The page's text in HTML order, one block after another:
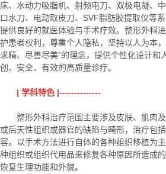
床、水动力吸脂机、射频电刀、双极电凝、
口水刀、电动取皮刀、SVF脂肪胶提取仪等
提供良好的就医体验与手术疗效。整形外科
护患者权利，尊重个人隐私，坚持以人为本
求精、尽善尽美”的理念，提供个性化设计和
创、安全、有效的高质量诊疗。
| 学科特色 |--------------
整形外科治疗范围主要涉及皮肤、肌肉
或后天性组织或器官的缺陷与畸形，治疗包
容。以手术方法进行自体的各种组织移植为
种组织或组织代用品来修复各种原因所造成
恢复生理功能和外貌。